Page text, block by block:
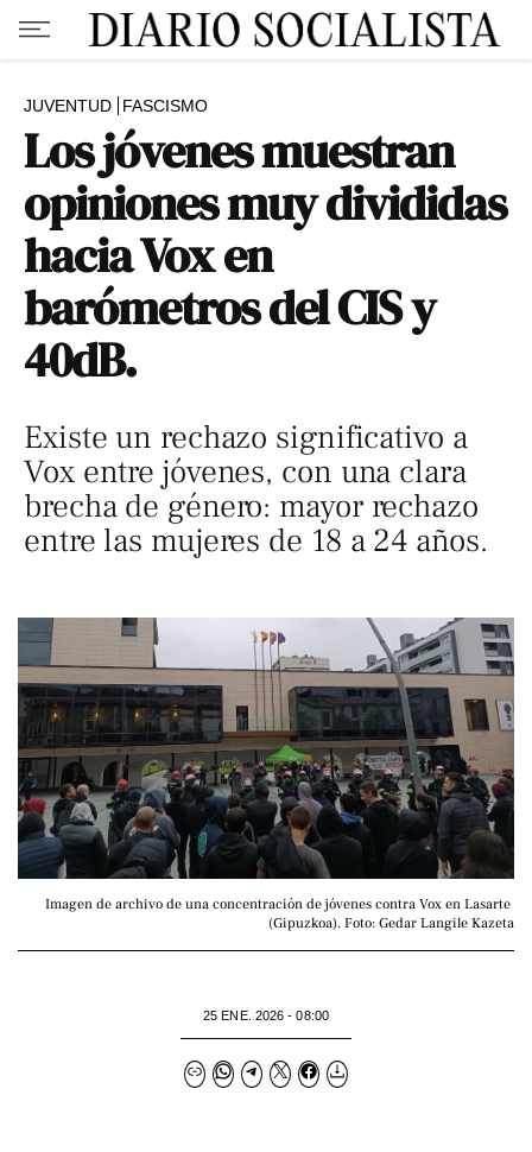
JUVENTUD FASCISMO
Los jóvenes muestran
opiniones muy divididas
hacia Vox en
barómetros del CIS y
40dB.
Existe un rechazo significativo a
Vox entre jóvenes, con una clara
brecha de género: mayor rechazo
entre las mujeres de 18 a 24 años.
Imagen de archivo de una concentración de jóvenes contra Vox en Lasarte
(Gipuzkoa). Foto: Gedar Langile Kazeta
25 ENE. 2026 - 08:00